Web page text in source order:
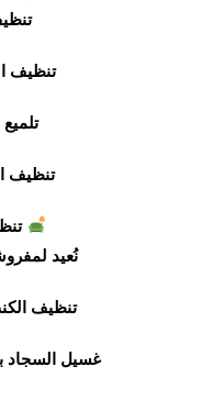
تنظيف
تنظيف
نُعيد
تنظيف
غسيل السجاد